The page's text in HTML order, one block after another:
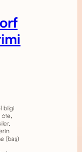
bilgi
(baş)